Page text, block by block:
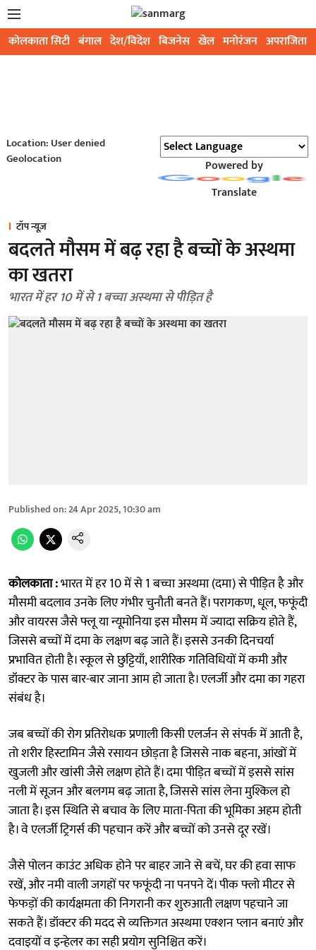
कोलकाता सिटी बंगाल देश/विदेश बिजनेस खेल मनोरंजन अपराजिता
Location: User denied
Geolocation
Powered by
Translate
टॉप न्यूज़
बदलते मौसम में बढ़ रहा है बच्चों के अस्थमा
का खतरा
भारत में हर 10 में से 1 बच्चा अस्‍थमा से पीड़ित है
Published on:24 Apr 2025, 10:30 am
कोलकाता :भारत में हर 10 में से 1 बच्चा अस्थमा (दमा) से पीड़ित है और
मौसमी बदलाव उनके लिए गंभीर चुनौती बनते हैं। परागकण, धूल, फफूंदी
और वायरस जैसे फ्लू या न्यूमोनिया इस मौसम में ज्यादा सक्रिय होते हैं,
जिससे बच्चों में दमा के लक्षण बढ़ जाते हैं। इससे उनकी दिनचर्या
प्रभावित होती है। स्कूल से छुट्टियाँ, शारीरिक गतिविधियों में कमी और
डॉक्टर के पास बार-बार जाना आम हो जाता है। एलर्जी और दमा का गहरा
संबंध है।
जब बच्चों की रोग प्रतिरोधक प्रणाली किसी एलर्जन से संपर्क में आती है,
तो शरीर हिस्टामिन जैसे रसायन छोड़ता है जिससे नाक बहना, आंखों में
खुजली और खांसी जैसे लक्षण होते हैं। दमा पीड़ित बच्चों में इससे सांस
नली में सूजन और बलगम बढ़ जाता है, जिससे सांस लेना मुश्किल हो
जाता है। इस स्थिति से बचाव के लिए माता-पिता की भूमिका अहम होती
है। वे एलर्जी ट्रिगर्स की पहचान करें और बच्चों को उनसे दूर रखें।
जैसे पोलन काउंट अधिक होने पर बाहर जाने से बचें, घर की हवा साफ
रखें, और नमी वाली जगहों पर फफूंदी ना पनपने दें। पीक फ्लो मीटर से
फेफड़ों की कार्यक्षमता की निगरानी कर शुरुआती लक्षण पहचाने जा
सकते हैं। डॉक्टर की मदद से व्यक्तिगत अस्थमा एक्शन प्लान बनाएं और
दवाइयों व इन्हेलर का सही प्रयोग सुनिश्चित करें।